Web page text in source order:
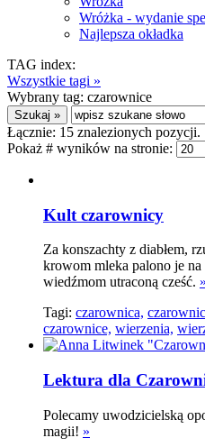
Wróżka - wydanie
Najlepsza okładka
TAG index:
Wszystkie tagi »
Wybrany tag: czarownice
Łącznie: 15 znalezionych pozycji.
Pokaż # wyników na stronie:
Kult czarownicy
Za konszachty z diabłem,
krowom mleka palono je
wiedźmom utraconą cześć. »
Tagi: czarownica,
czarownice, wierzenia,
Lektura dla
Polecamy uwodzicielską
magii! »